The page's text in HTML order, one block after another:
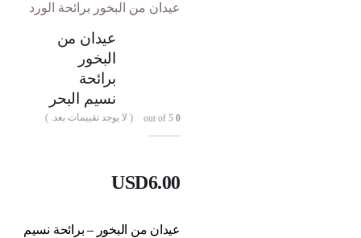
عيدان من البخور برائحة الورد
عيدان من
البخور
برائحة
نسيم البحر
0 ( لا يوجد تقييمات بعد. )
USD6.00
عيدان من البخور – برائحة نسيم